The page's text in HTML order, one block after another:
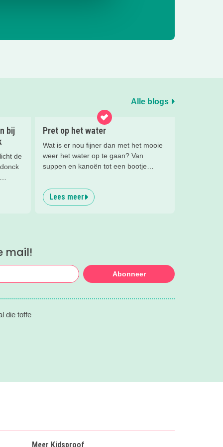
Alle blogs
bij
de
is
Pret op het water
Wat is er nou fijner dan met het mooie
weer het water op te gaan? Van
suppen en kanoën tot een bootje
je de leukste tips voor op én in het
water.Lees meer
mail!
Abonneer
die toffe
Meer Kidsproof